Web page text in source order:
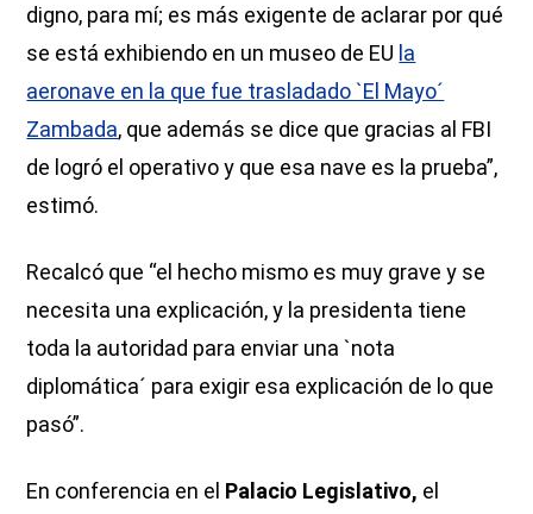
digno, para mí; es más exigente de aclarar por qué
se está exhibiendo en un museo de EU la
aeronave en la que fue trasladado `El Mayo´
Zambada, que además se dice que gracias al FBI
de logró el operativo y que esa nave es la prueba”,
estimó.
Recalcó que “el hecho mismo es muy grave y se
necesita una explicación, y la presidenta tiene
toda la autoridad para enviar una `nota
diplomática´ para exigir esa explicación de lo que
pasó”.
En conferencia en el Palacio Legislativo, el